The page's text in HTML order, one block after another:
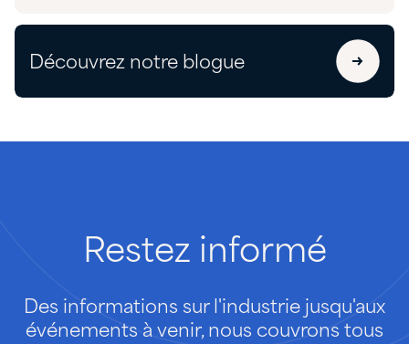
Découvrez notre blogue
Restez informé
Des informations sur l'industrie jusqu'aux
événements à venir, nous couvrons tous